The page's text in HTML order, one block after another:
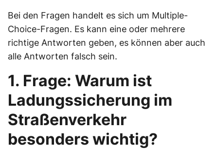
Bei den Fragen handelt es sich um Multiple-
Choice-Fragen. Es kann eine oder mehrere
richtige Antworten geben, es können aber auch
alle Antworten falsch sein.
1. Frage: Warum ist
Ladungssicherung im
Straßenverkehr
besonders wichtig?